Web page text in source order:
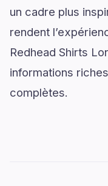
un cadre plus
rendent
Redhead Shirts
informations
complètes.